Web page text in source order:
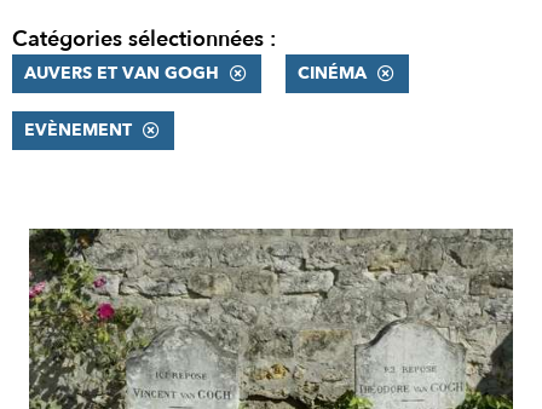
Catégories sélectionnées :
AUVERS ET VAN GOGH CINÉMA
EVÈNEMENT
RÉSULTATS